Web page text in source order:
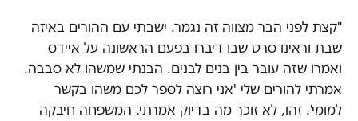
"קצת לפני הבר מצווה זה נגמר. ישבתי עם ההורים באיזה
שבת וראינו סרט שבו דיברו בפעם הראשונה על איידס
ואמרו שזה עובר בין בנים לבנים. הבנתי שמשהו לא סבבה.
אמרתי להורים שלי 'אני רוצה לספר לכם משהו בקשר
למומי'. זהו, לא זוכר מה בדיוק אמרתי. המשפחה חיבקה